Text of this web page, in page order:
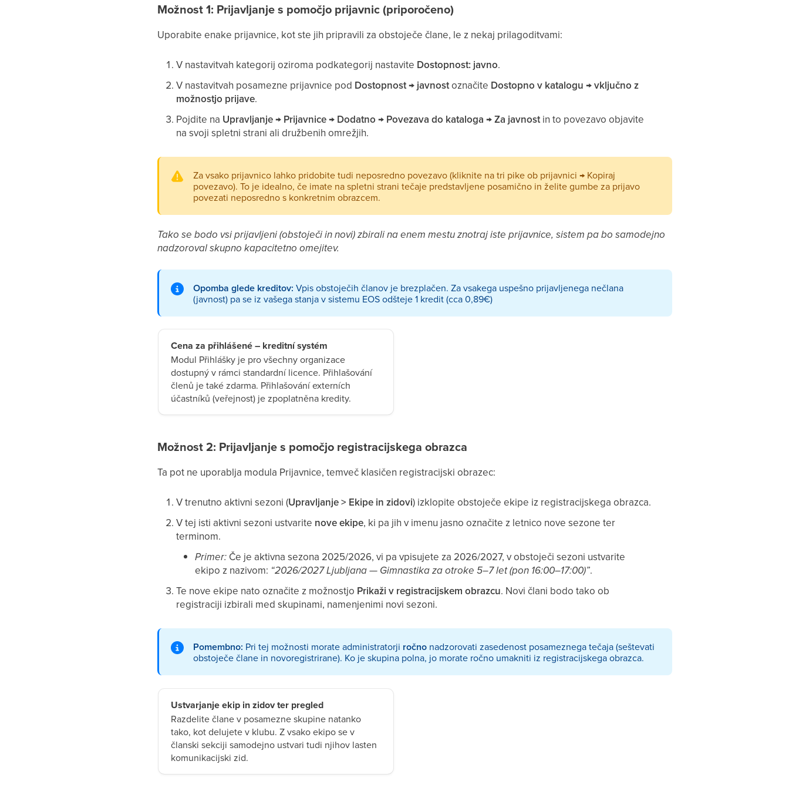
Možnost 1: Prijavljanje s pomočjo prijavnic (priporočeno)
Uporabite enake prijavnice, kot ste jih pripravili za obstoječe člane, le z nekaj prilagoditvami:
V nastavitvah kategorij oziroma podkategorij nastavite Dostopnost: javno.
V nastavitvah posamezne prijavnice pod Dostopnost → javnostoznačite Dostopno v katalogu → vključno z
možnostjo prijave.
Pojdite na Upravljanje → Prijavnice → Dodatno → Povezava do kataloga → Za javnostin to povezavo objavite
na svoji spletni strani ali družbenih omrežjih.
Za vsako prijavnico lahko pridobite tudi neposredno povezavo (kliknite na tri pike ob prijavnici→ Kopiraj
povezavo). To je idealno, če imate na spletni strani tečaje predstavljene posamično in želite gumbe za prijavo
povezati neposredno s konkretnim obrazcem.
Tako se bodo vsi prijavljeni (obstoječi in novi) zbirali na enem mestu znotraj iste prijavnice, sistem pa bo samodejno
nadzoroval skupno kapacitetno omejitev.
Opomba glede kreditov: Vpis obstoječih članov je brezplačen. Za vsakega uspešno prijavljenega nečlana
(javnost) pa se iz vašega stanja v sistemu EOS odšteje 1 kredit (cca 0,89€)
Cena za přihlášené – kreditní systém
Modul Přihlášky je pro všechny organizace
dostupný v rámci standardní licence. Přihlašování
členů je také zdarma. Přihlašování externích
účastníků (veřejnost) je zpoplatněna kredity.
Možnost 2: Prijavljanje s pomočjo registracijskega obrazca
Ta pot ne uporablja modula Prijavnice, temveč klasičen registracijski obrazec:
V trenutno aktivni sezoni (Upravljanje > Ekipe in zidovi) izklopite obstoječe ekipe iz registracijskega obrazca.
V tej isti aktivni sezoni ustvarite nove ekipe, ki pa jih v imenu jasno označite z letnico nove sezone ter
terminom.
Primer: Če je aktivna sezona 2025/2026, vi pa vpisujete za 2026/2027, v obstoječi sezoni ustvarite
ekipo z nazivom: “2026/2027 Ljubljana — Gimnastika za otroke 5–7 let (pon 16:00–17:00)”.
Te nove ekipe nato označite z možnostjo Prikaži v registracijskem obrazcu. Novi člani bodo tako ob
registraciji izbirali med skupinami, namenjenimi novi sezoni.
Pomembno: Pri tej možnosti morate administratorji ročno nadzorovati zasedenost posameznega tečaja (seštevati
obstoječe člane in novoregistrirane). Ko je skupina polna, jo morate ročno umakniti iz registracijskega obrazca.
Ustvarjanje ekip in zidov ter pregled
Razdelite člane v posamezne skupine natanko
tako, kot delujete v klubu. Z vsako ekipo se v
članski sekciji samodejno ustvari tudi njihov lasten
komunikacijski zid.